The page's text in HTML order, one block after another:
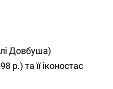
Довбуша)
р.) та її іконостас